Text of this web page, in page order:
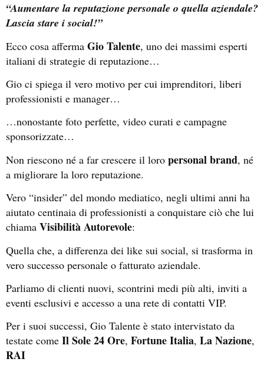
“Aumentare la reputazione personale o quella aziendale?
Lascia stare i social!”
Ecco cosa afferma Gio Talente, uno dei massimi esperti
italiani di strategie di reputazione…
Gio ci spiega il vero motivo per cui imprenditori, liberi
professionisti e manager…
…nonostante foto perfette, video curati e campagne
sponsorizzate…
Non riescono né a far crescere il loro personal brand, né
a migliorare la loro reputazione.
Vero “insider” del mondo mediatico, negli ultimi anni ha
aiutato centinaia di professionisti a conquistare ciò che lui
chiama Visibilità Autorevole:
Quella che, a differenza dei like sui social, si trasforma in
vero successo personale o fatturato aziendale.
Parliamo di clienti nuovi, scontrini medi più alti, inviti a
eventi esclusivi e accesso a una rete di contatti VIP.
Per i suoi successi, Gio Talente è stato intervistato da
testate come Il Sole 24 Ore, Fortune Italia, La Nazione,
RAI